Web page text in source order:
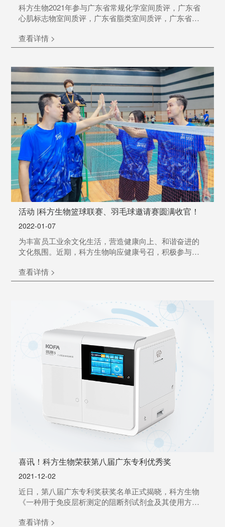
科方生物2021年参与广东省常规化学室间质评，广东省
心肌标志物室间质评，广东省脂类室间质评，广东省肝
上海市常规化学室间质评，上海市糖化血清白蛋白室间
质评，国际IFCC RELA，共102项化学室质评，全部结果
查看详情 >
活动 |科方生物篮球联赛、羽毛球邀请赛圆满收官！
2022-01-07
为丰富员工业余文化生活，营造健康向上、和谐奋进的
文化氛围。近期，科方生物响应健康号召，积极参与首
身手，秀出自信！随后更是在“求是创新杯”羽毛球邀请赛
中，从14支强劲队伍中脱颖而出，越战越勇，最终荣
查看详情 >
喜讯！科方生物荣获第八届广东专利优秀奖
2021-12-02
近日，第八届广东专利奖获奖名单正式揭晓，科方生物
《一种用于免疫层析测定的阻断剂试剂盒及其使用方
届广东专利优秀奖。
查看详情 >